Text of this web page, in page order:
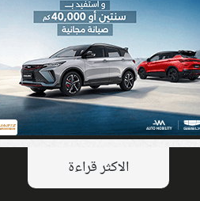
الاكثر قراءة